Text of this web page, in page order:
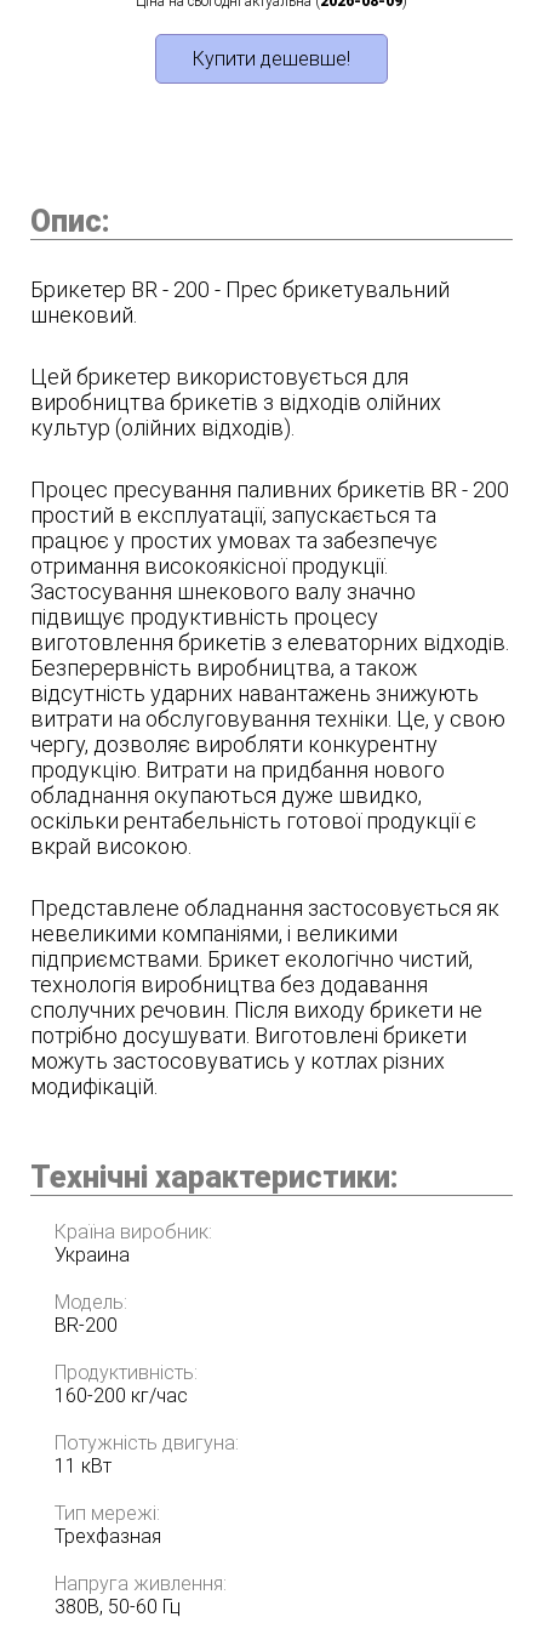
Купити дешевше!
Опис:
Брикетер BR - 200 - Прес брикетувальний
шнековий.
Цей брикетер використовується для
виробництва брикетів з відходів олійних
культур (олійних відходів).
Процес пресування паливних брикетів BR - 200
простий в експлуатації, запускається та
працює у простих умовах та забезпечує
отримання високоякісної продукції.
Застосування шнекового валу значно
підвищує продуктивність процесу
виготовлення брикетів з елеваторних відходів.
Безперервність виробництва, а також
відсутність ударних навантажень знижують
витрати на обслуговування техніки. Це, у свою
чергу, дозволяє виробляти конкурентну
продукцію. Витрати на придбання нового
обладнання окупаються дуже швидко,
оскільки рентабельність готової продукції є
вкрай високою.
Представлене обладнання застосовується як
невеликими компаніями, і великими
підприємствами. Брикет екологічно чистий,
технологія виробництва без додавання
сполучних речовин. Після виходу брикети не
потрібно досушувати. Виготовлені брикети
можуть застосовуватись у котлах різних
модифікацій.
Технічні характеристики:
Країна виробник:
Украина
Модель:
BR-200
Продуктивність:
160-200 кг/час
Потужність двигуна:
11 кВт
Тип мережі:
Трехфазная
Напруга живлення:
380В, 50-60 Гц